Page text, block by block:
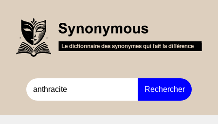
Rechercher